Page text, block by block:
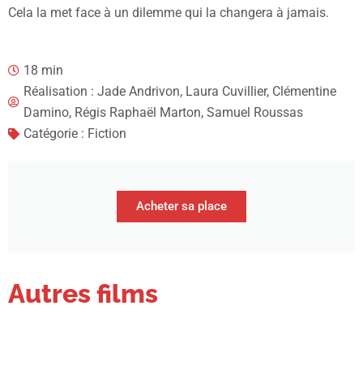
Cela la met face à un dilemme qui la changera à jamais.
18 min
Réalisation : Jade Andrivon, Laura Cuvillier, Clémentine
Damino, Régis Raphaël Marton, Samuel Roussas
Catégorie : Fiction
Acheter sa place
Autres films